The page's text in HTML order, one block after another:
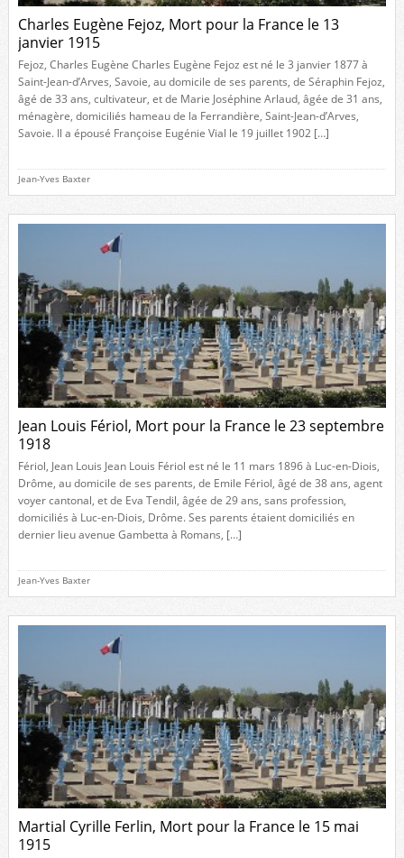
Charles Eugène Fejoz, Mort pour la France le 13
janvier 1915
Fejoz, Charles Eugène Charles Eugène Fejoz est né le 3 janvier 1877 à
Saint-Jean-d’Arves, Savoie, au domicile de ses parents, de Séraphin Fejoz,
âgé de 33 ans, cultivateur, et de Marie Joséphine Arlaud, âgée de 31 ans,
ménagère, domiciliés hameau de la Ferrandière, Saint-Jean-d’Arves,
Savoie. Il a épousé Françoise Eugénie Vial le 19 juillet 1902 […]
Jean-Yves Baxter
Jean Louis Fériol, Mort pour la France le 23 septembre
1918
Fériol, Jean Louis Jean Louis Fériol est né le 11 mars 1896 à Luc-en-Diois,
Drôme, au domicile de ses parents, de Emile Fériol, âgé de 38 ans, agent
voyer cantonal, et de Eva Tendil, âgée de 29 ans, sans profession,
domiciliés à Luc-en-Diois, Drôme. Ses parents étaient domiciliés en
dernier lieu avenue Gambetta à Romans, […]
Jean-Yves Baxter
Martial Cyrille Ferlin, Mort pour la France le 15 mai
1915